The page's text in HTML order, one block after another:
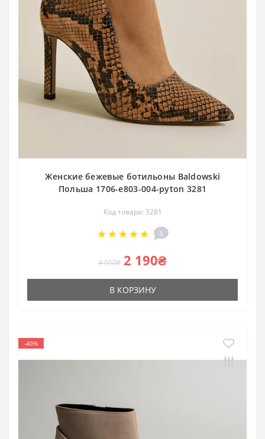
Женские бежевые ботильоны Baldowski
Польша 1706-e803-004-pyton 3281
Код товара: 3281
3
4 950₴ 2 190₴
В КОРЗИНУ
-40%